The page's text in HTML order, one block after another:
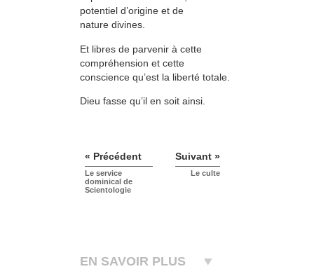
potentiel d’origine et de
nature divines.
Et libres de parvenir à cette
compréhension et cette
conscience qu’est la liberté totale.
Dieu fasse qu’il en soit ainsi.
« Précédent
Le service
dominical de
Scientologie
Suivant »
Le culte
EN SAVOIR PLUS